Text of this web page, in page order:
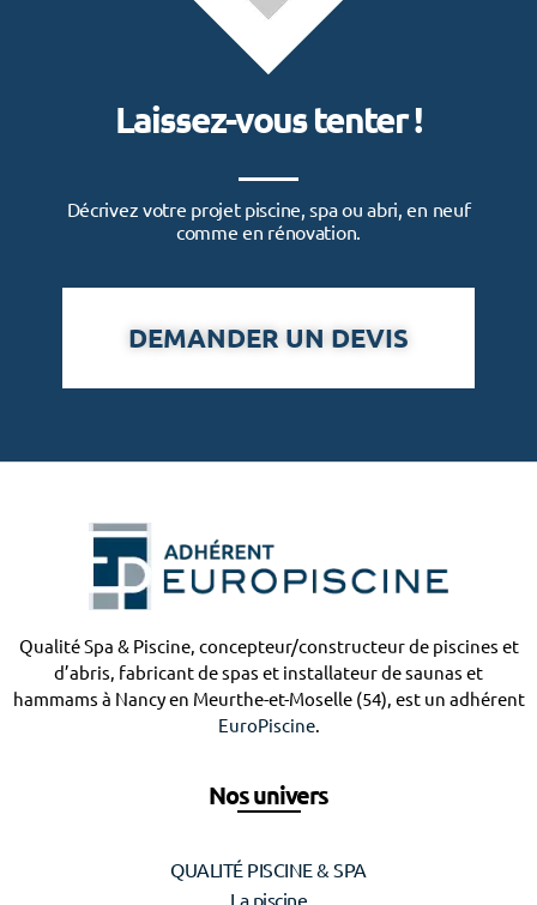
Laissez-vous tenter !
Décrivez votre projet piscine, spa ou abri, en neuf
comme en rénovation.
DEMANDER UN DEVIS
Qualité Spa & Piscine, concepteur/constructeur de piscines et
d’abris, fabricant de spas et installateur de saunas et
hammams à Nancy en Meurthe-et-Moselle (54), est un adhérent
EuroPiscine.
Nos univers
QUALITÉ PISCINE & SPA
La piscine